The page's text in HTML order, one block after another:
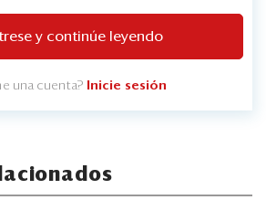
y continúe leyendo
una cuenta? Inicie sesión